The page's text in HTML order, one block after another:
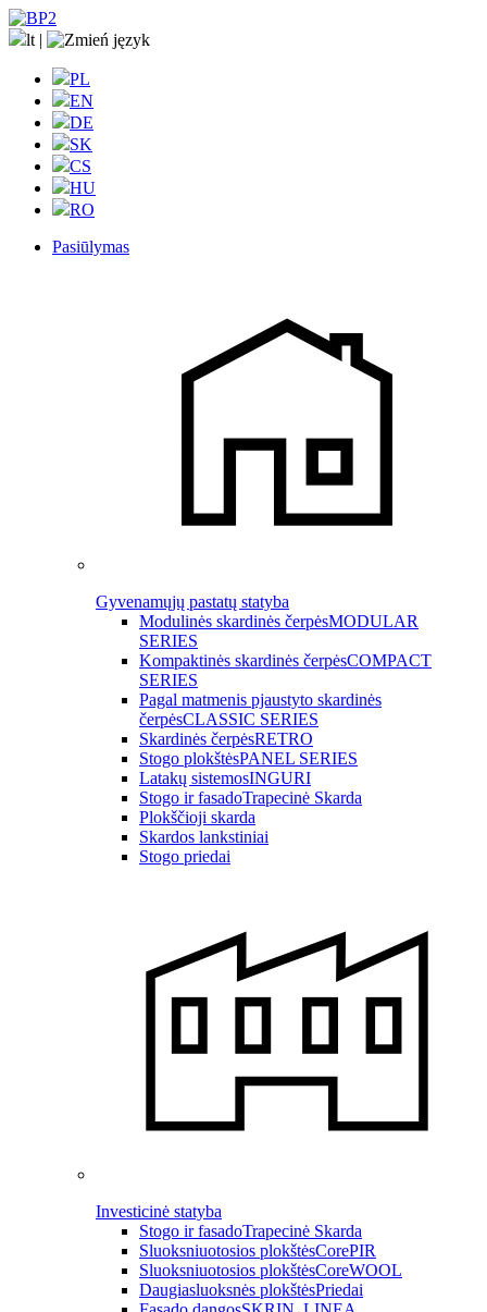
lt |
PL
EN
DE
SK
CS
HU
RO
Pasiūlymas
Gyvenamųjų pastatų statyba
Modulinės skardinės čerpėsMODULAR
SERIES
Kompaktinės skardinės čerpėsCOMPACT
SERIES
Pagal matmenis pjaustyto skardinės
čerpėsCLASSIC SERIES
Skardinės čerpėsRETRO
Stogo plokštėsPANEL SERIES
Latakų sistemosINGURI
Stogo ir fasadoTrapecinė Skarda
Plokščioji skarda
Skardos lankstiniai
Stogo priedai
Investicinė statyba
Stogo ir fasadoTrapecinė Skarda
Sluoksniuotosios plokštėsCorePIR
Sluoksniuotosios plokštėsCoreWOOL
Daugiasluoksnės plokštėsPriedai